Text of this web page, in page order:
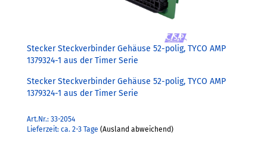
Stecker Steckverbinder Gehäuse 52-polig, TYCO AMP
1379324-1 aus der Timer Serie
Stecker Steckverbinder Gehäuse 52-polig, TYCO AMP
1379324-1 aus der Timer Serie
Art.Nr.: 33-2054
Lieferzeit: ca. 2-3 Tage (Ausland abweichend)